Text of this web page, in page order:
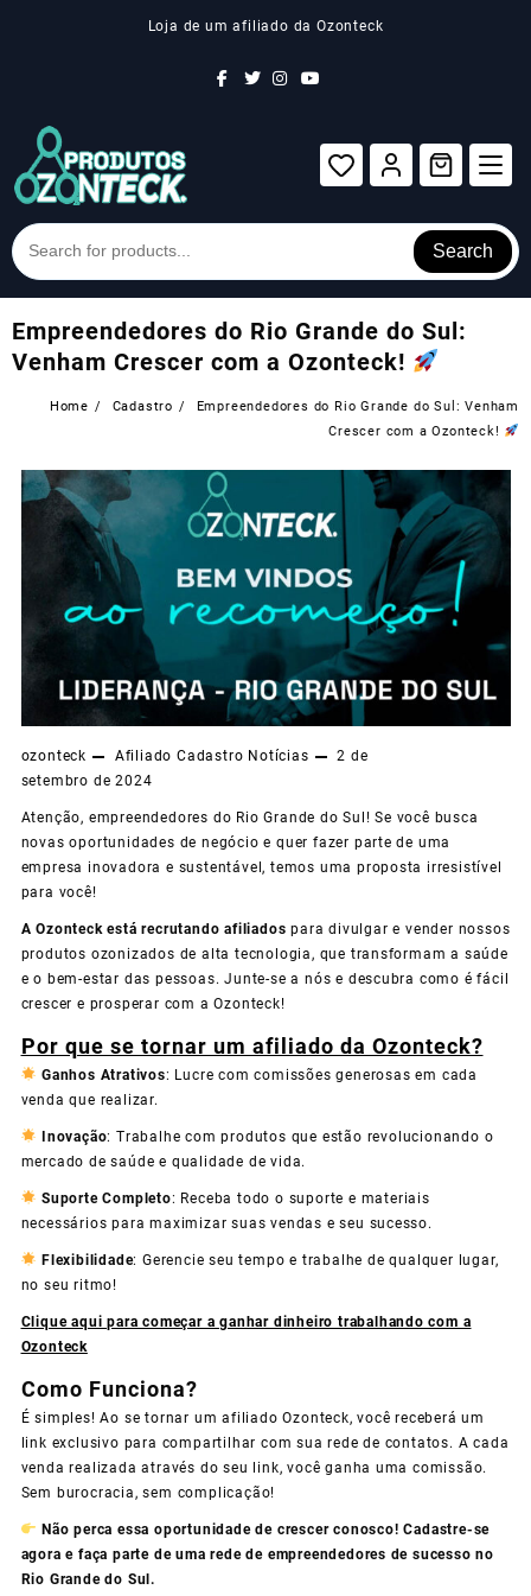
Loja de um afiliado da Ozonteck
Search
Empreendedores do Rio Grande do Sul:
Venham Crescer com a Ozonteck!
Home Cadastro
Empreendedores do Rio Grande do Sul: Venham
Crescer com a Ozonteck!
ozonteck Afiliado Cadastro Notícias
2 de
setembro de 2024
Atenção, empreendedores do Rio Grande do Sul! Se você busca
novas oportunidades de negócio e quer fazer parte de uma
empresa inovadora e sustentável, temos uma proposta irresistível
para você!
A Ozonteck está recrutando afiliados para divulgar e vender nossos
produtos ozonizados de alta tecnologia, que transformam a saúde
e o bem-estar das pessoas. Junte-se a nós e descubra como é fácil
crescer e prosperar com a Ozonteck!
Por que se tornar um afiliado da Ozonteck?
Ganhos Atrativos: Lucre com comissões generosas em cada
venda que realizar.
Inovação: Trabalhe com produtos que estão revolucionando o
mercado de saúde e qualidade de vida.
Suporte Completo: Receba todo o suporte e materiais
necessários para maximizar suas vendas e seu sucesso.
Flexibilidade: Gerencie seu tempo e trabalhe de qualquer lugar,
no seu ritmo!
Clique aqui para começar a ganhar dinheiro trabalhando com a
Ozonteck
Como Funciona?
É simples! Ao se tornar um afiliado Ozonteck, você receberá um
link exclusivo para compartilhar com sua rede de contatos. A cada
venda realizada através do seu link, você ganha uma comissão.
Sem burocracia, sem complicação!
Não perca essa oportunidade de crescer conosco! Cadastre-se
agora e faça parte de uma rede de empreendedores de sucesso no
Rio Grande do Sul.